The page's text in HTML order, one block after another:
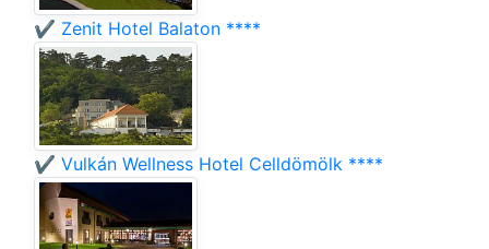
✔️ Zenit Hotel Balaton ****
✔️ Vulkán Wellness Hotel Celldömölk ****